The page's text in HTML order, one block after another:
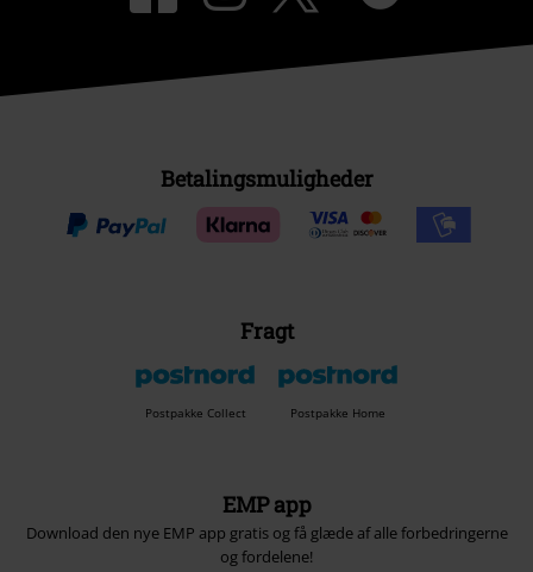
Betalingsmuligheder
Fragt
Postpakke Collect Postpakke Home
EMP app
Download den nye EMP app gratis og få glæde af alle forbedringerne
og fordelene!